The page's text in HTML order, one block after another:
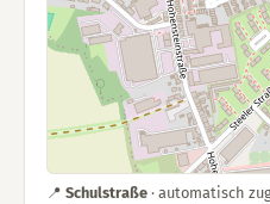
📍Schulstraße · automatisch